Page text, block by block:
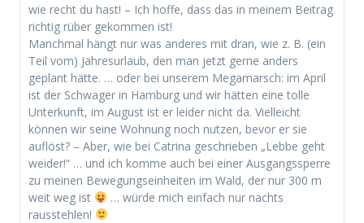
wie recht du hast! – Ich hoffe, dass das in meinem Beitrag
richtig rüber gekommen ist!
Manchmal hängt nur was anderes mit dran, wie z. B. (ein
Teil vom) Jahresurlaub, den man jetzt gerne anders
geplant hätte. … oder bei unserem Megamarsch: im April
ist der Schwager in Hamburg und wir hätten eine tolle
Unterkunft, im August ist er leider nicht da. Vielleicht
können wir seine Wohnung noch nutzen, bevor er sie
auflöst? – Aber, wie bei Catrina geschrieben „Lebbe geht
weider!“ … und ich komme auch bei einer Ausgangssperre
zu meinen Bewegungseinheiten im Wald, der nur 300 m
weit weg ist
… würde mich einfach nur nachts
rausstehlen!